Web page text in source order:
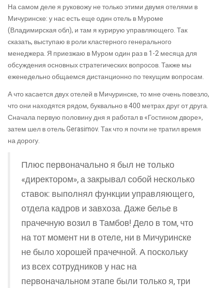
На самом деле я руковожу не только этими двумя отелями в
Мичуринске: у нас есть еще один отель в Муроме
(Владимирская обл), и там я курирую управляющего. Так
сказать, выступаю в роли кластерного генерального
менеджера. Я приезжаю в Муром один раз в 1-2 месяца для
обсуждения основных стратегических вопросов. Также мы
еженедельно общаемся дистанционно по текущим вопросам.
А что касается двух отелей в Мичуринске, то мне очень повезло,
что они находятся рядом, буквально в 400 метрах друг от друга.
Сначала первую половину дня я работал в «Гостином дворе»,
затем шел в отель Gerasimov. Так что я почти не тратил время
на дорогу.
Плюс первоначально я был не только
«директором», а закрывал собой несколько
ставок: выполнял функции управляющего,
отдела кадров и завхоза. Даже белье в
прачечную возил в Тамбов! Дело в том, что
на тот момент ни в отеле, ни в Мичуринске
не было хорошей прачечной. А поскольку
из всех сотрудников у нас на
первоначальном этапе были только я, три